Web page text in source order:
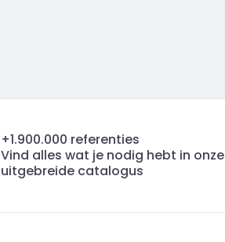
+1.900.000 referenties
Vind alles wat je nodig hebt in onze
uitgebreide catalogus